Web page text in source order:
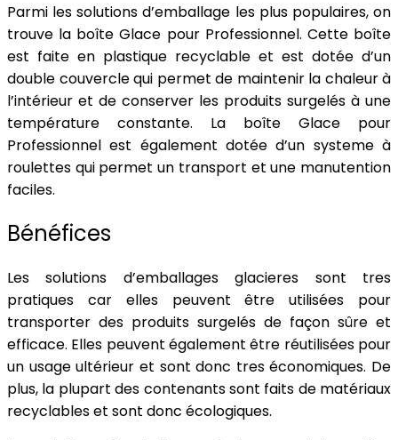
Parmi les solutions d’emballage les plus populaires, on
trouve la boîte Glace pour Professionnel. Cette boîte
est faite en plastique recyclable et est dotée d’un
double couvercle qui permet de maintenir la chaleur à
l’intérieur et de conserver les produits surgelés à une
température constante. La boîte Glace pour
Professionnel est également dotée d’un systeme à
roulettes qui permet un transport et une manutention
faciles.
Bénéfices
Les solutions d’emballages glacieres sont tres
pratiques car elles peuvent être utilisées pour
transporter des produits surgelés de façon sûre et
efficace. Elles peuvent également être réutilisées pour
un usage ultérieur et sont donc tres économiques. De
plus, la plupart des contenants sont faits de matériaux
recyclables et sont donc écologiques.